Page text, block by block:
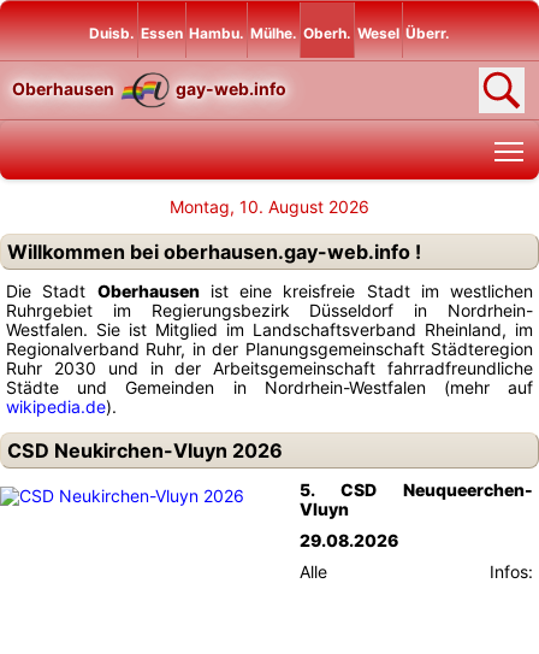
Duisb. Essen Hambu. Mülhe. Oberh. Wesel Überr.
Oberhausen gay-web.info
Montag, 10. August 2026
Willkommen bei oberhausen.gay-web.info !
Die Stadt Oberhausenist eine kreisfreie Stadt im westlichen
Ruhrgebiet im Regierungsbezirk Düsseldorf in Nordrhein-
Westfalen. Sie ist Mitglied im Landschaftsverband Rheinland, im
Regionalverband Ruhr, in der Planungsgemeinschaft Städteregion
Ruhr 2030 und in der Arbeitsgemeinschaft fahrradfreundliche
Städte und Gemeinden in Nordrhein-Westfalen (mehr auf
wikipedia.de).
CSD Neukirchen-Vluyn 2026
5. CSD Neuqueerchen-
Vluyn
29.08.2026
Alle Infos: